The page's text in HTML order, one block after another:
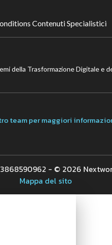
Contenuti Specialistici
della Trasformazione Digitale e
team per maggiori
- © 2026
Mappa del sito